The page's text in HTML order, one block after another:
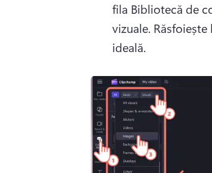
fila Bibliotecă de
vizuale.
ideală.